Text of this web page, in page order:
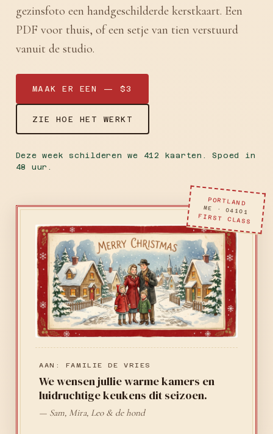
gezinsfoto een handgeschilderde kerstkaart. Een
PDF voor thuis, of een setje van tien verstuurd
vanuit de studio.
MAAK ER EEN — $3
ZIE HOE HET WERKT
Deze week schilderen we 412 kaarten. Spoed in
48 uur.
AAN: FAMILIE DE VRIES
We wensen jullie warme kamers en
luidruchtige keukens dit seizoen.
— Sam, Mira, Leo & de hond
PORTLAND
ME · 04101
FIRST CLASS